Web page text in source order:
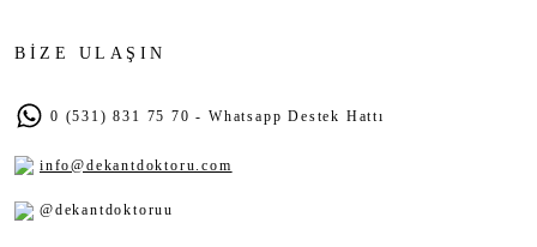
BİZE ULAŞIN
0 (531) 831 75 70 - Whatsapp Destek Hattı
info@dekantdoktoru.com
@dekantdoktoruu